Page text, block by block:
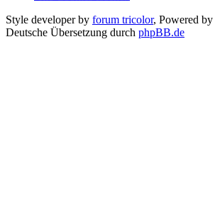
Style developer by forum tricolor, Powered by
Deutsche Übersetzung durch phpBB.de